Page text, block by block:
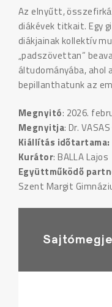
Az elnyűtt,
diákévek titkait. Egy
diákjainak kollektív
„padszövettan”
áltudományába, ahol
bepillanthatunk az
Megnyitó: 2026.
Megnyitja: Dr.
Kiállítás időtartama:
Kurátor: BALLA Lajos
Együttműködő
Szent Margit